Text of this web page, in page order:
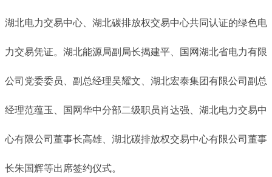
湖北电力交易中心、湖北碳排放权交易中心共同认证的绿色电
力交易凭证。湖北能源局副局长揭建平、国网湖北省电力有限
公司党委委员、副总经理吴耀文、湖北宏泰集团有限公司副总
经理范蕴玉、国网华中分部二级职员肖达强、湖北电力交易中
心有限公司董事长高雄、湖北碳排放权交易中心有限公司董事
长朱国辉等出席签约仪式。